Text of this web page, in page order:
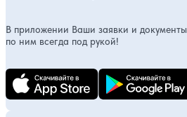
В приложении Ваши заявки и документы
по ним всегда под рукой!